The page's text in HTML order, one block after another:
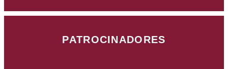
PATROCINADORES